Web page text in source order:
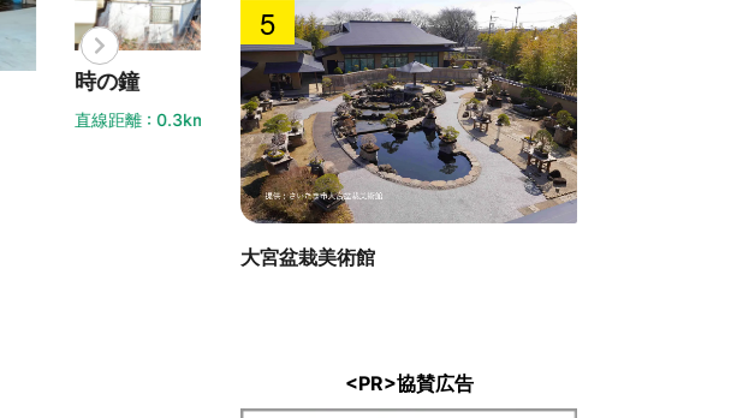
遷喬館
直線距離 : 0.3km
大宮盆栽美術館
5
<PR>協賛広告